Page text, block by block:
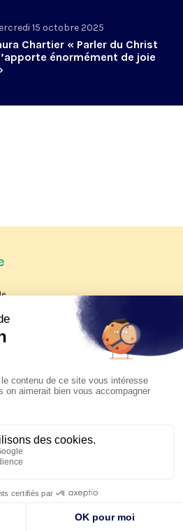
15 octobre 2025
Chartier « Parler du Christ
énormément de joie
reportages d'été 2026 de KTO
pastorale du pape Léon
à Assise à suivre sur KTO le
6 août
en Uruguay, Argentine et
du 6 au 17 novembre 2026
Mentions légales